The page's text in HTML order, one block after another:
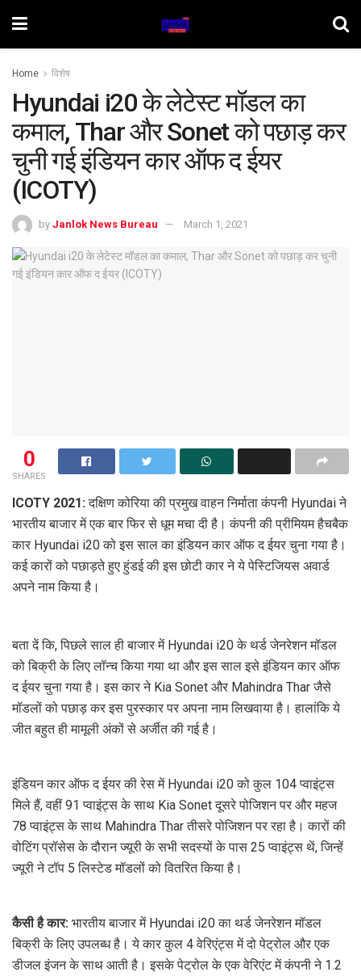
Home विशेष
Hyundai i20 के लेटेस्ट मॉडल का
कमाल, Thar और Sonet को पछाड़ कर
चुनी गई इंडियन कार ऑफ द ईयर
(ICOTY)
by Janlok News Bureau March 1, 2021
0
SHARES
ICOTY 2021:दक्षिण कोरिया की प्रमुख वाहन निर्माता कंपनी Hyundai ने
भारतीय बाजार में एक बार फिर से धूम मचा दी है। कंपनी की प्रीमियम हैचबैक
कार Hyundai i20 को इस साल का इंडियन कार ऑफ द ईयर चुना गया है।
कई कारों को पछाड़ते हुए हुंडई की इस छोटी कार ने ये पेस्टिजियस अवार्ड
अपने नाम किया है।
बता दें कि, पिछले साल ही बाजार में Hyundai i20 के थर्ड जेनरेशन मॉडल
को बिक्री के लिए लॉन्च किया गया था और इस साल इसे इंडियन कार ऑफ
द ईयर चुना गया है। इस कार ने Kia Sonet और Mahindra Thar जैसे
मॉडलों को पछाड़ कर इस पुरस्कार पर अपना नाम लिखवाया है। हालांकि ये
जीत बहुत ही मामूली अंकों से अर्जीत की गई है।
इंडियन कार ऑफ द ईयर की रेस में Hyundai i20 को कुल 104 प्वाइंट्स
मिले हैं, वहीं 91 प्वाइंट्स के साथ Kia Sonet दूसरे पोजिशन पर और महज
78 प्वाइंट्स के साथ Mahindra Thar तीसरे पोजिशन पर रहा है। कारों की
वोटिंग प्रॉसेस के दौरान ज्यूरी के सभी सदस्यों के पास 25 प्वाइंट्स थें, जिन्हें
ज्यूरी ने टॉप 5 लिस्टेड मॉडलों को वितरित किया है।
कैसी है कार: भारतीय बाजार में Hyundai i20 का थर्ड जेनरेशन मॉडल
बिक्री के लिए उपलब्ध है। ये कार कुल 4 वेरिएंट्स में दो पेट्रोल और एक
डीजल इंजन के साथ आती है। इसके पेट्रोल के एक वेरिएंट में कंपनी ने 1.2